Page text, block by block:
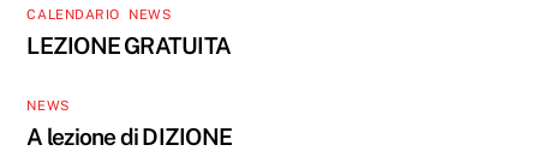
CALENDARIO NEWS
LEZIONE GRATUITA
NEWS
A lezione di DIZIONE